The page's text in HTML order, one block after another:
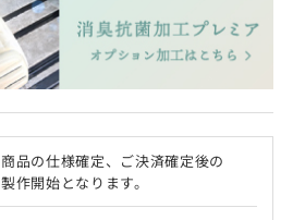
商品の仕様確定、ご決済確定後の
製作開始となります。